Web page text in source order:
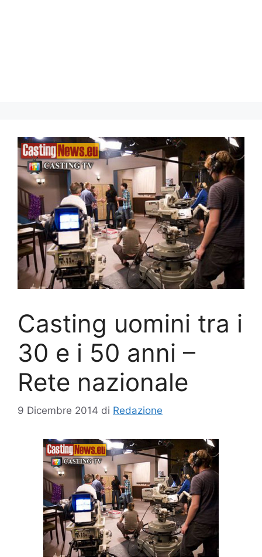
Casting uomini tra i
30 e i 50 anni –
Rete nazionale
9 Dicembre 2014 di Redazione